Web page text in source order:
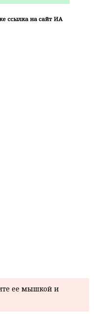
ссылка на сайт ИА
ее мышкой и